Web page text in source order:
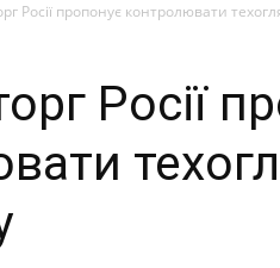
Росії пропонує контролювати
Росії